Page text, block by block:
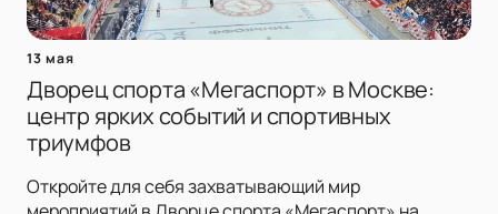
13 мая
Дворец спорта «Мегаспорт» в Москве:
центр ярких событий и спортивных
триумфов
Откройте для себя захватывающий мир